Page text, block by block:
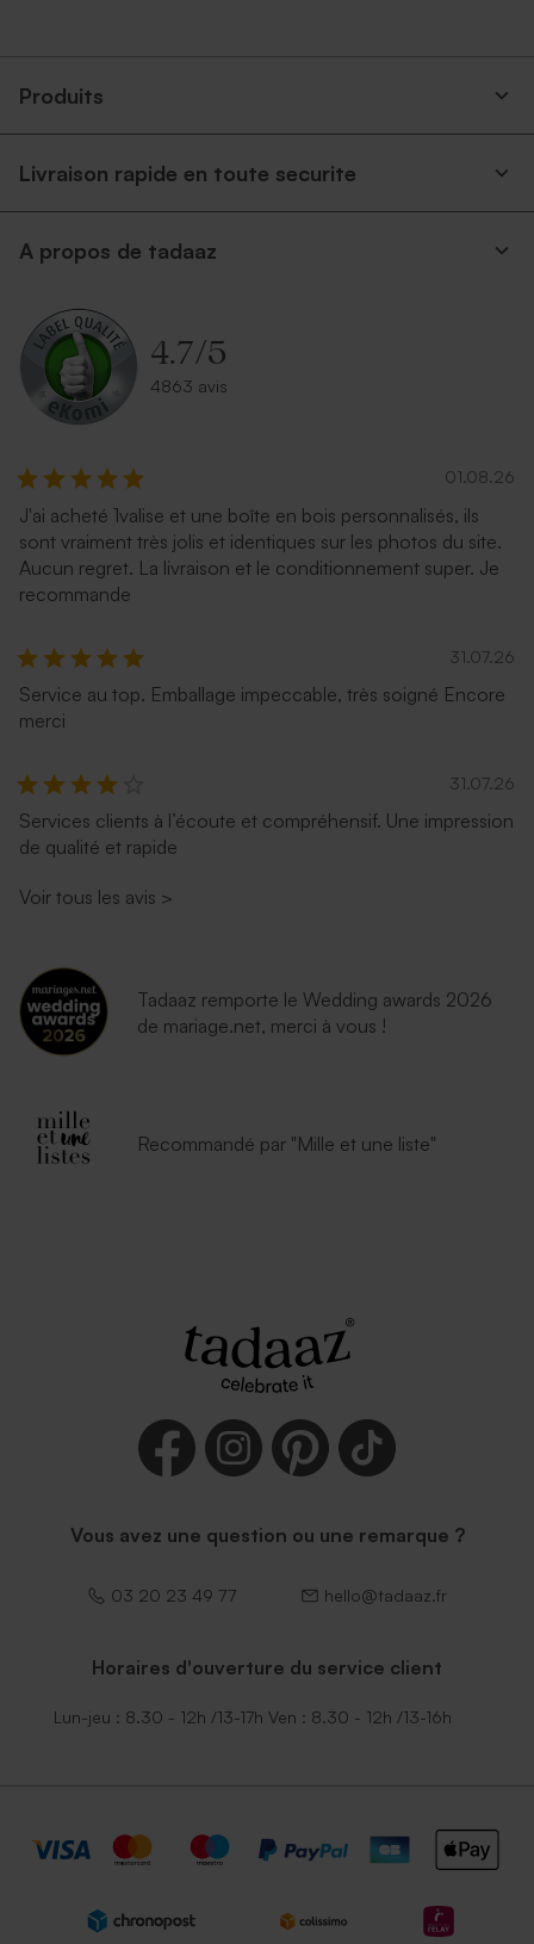
Produits
Livraison rapide en toute securite
A propos de tadaaz
4.7/5
4863 avis
01.08.26
J'ai acheté 1valise et une boîte en bois personnalisés, ils
sont vraiment très jolis et identiques sur les photos du site.
Aucun regret. La livraison et le conditionnement super. Je
recommande
31.07.26
Service au top. Emballage impeccable, très soigné Encore
merci
31.07.26
Services clients à l’écoute et compréhensif. Une impression
de qualité et rapide
Voir tous les avis >
Tadaaz remporte le Wedding awards 2026
de mariage.net, merci à vous !
Recommandé par "Mille et une liste"
Vous avez une question ou une remarque ?
03 20 23 49 77 hello@tadaaz.fr
Horaires d'ouverture du service client
Lun-jeu : 8.30 - 12h /13-17h Ven : 8.30 - 12h /13-16h